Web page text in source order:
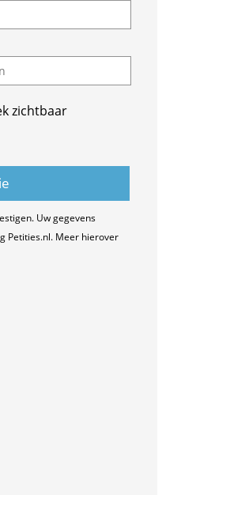
zichtbaar
Uw gegevens
Petities.nl. Meer hierover